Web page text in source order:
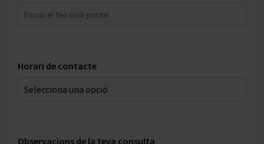
Horari de contacte
Observacions de la teva consulta